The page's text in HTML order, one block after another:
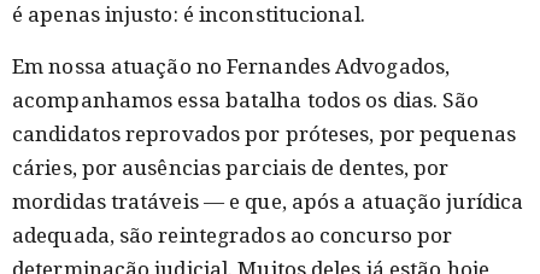
é apenas injusto: é inconstitucional.
Em nossa atuação no Fernandes Advogados,
acompanhamos essa batalha todos os dias. São
candidatos reprovados por próteses, por pequenas
cáries, por ausências parciais de dentes, por
mordidas tratáveis — e que, após a atuação jurídica
adequada, são reintegrados ao concurso por
determinação judicial. Muitos deles já estão hoje